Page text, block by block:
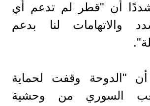
أن "قطر لم تدعم أي
والاتهامات لنا بدعم
"الدوحة وقفت لحماية
السوري من وحشية